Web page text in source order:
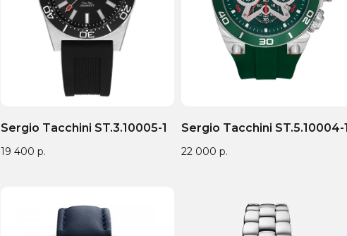
Sergio Tacchini ST.3.10005-1
19 400 р.
Sergio Tacchini ST.5.10004-1
22 000 р.